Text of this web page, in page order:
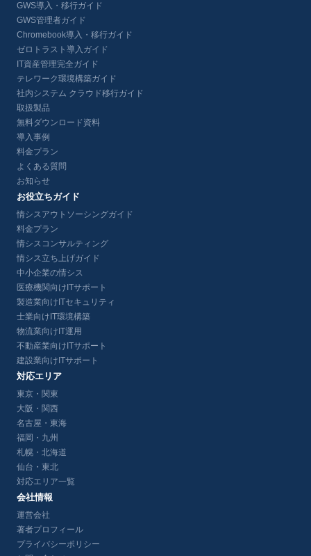
GWS導入・移行ガイド
GWS管理者ガイド
Chromebook導入・移行ガイド
ゼロトラスト導入ガイド
IT資産管理完全ガイド
テレワーク環境構築ガイド
社内システム クラウド移行ガイド
取扱製品
無料ダウンロード資料
導入事例
料金プラン
よくある質問
お知らせ
お役立ちガイド
情シスアウトソーシングガイド
料金プラン
情シスコンサルティング
情シス立ち上げガイド
中小企業の情シス
医療機関向けITサポート
製造業向けITセキュリティ
士業向けIT環境構築
物流業向けIT運用
不動産業向けITサポート
建設業向けITサポート
対応エリア
東京・関東
大阪・関西
名古屋・東海
福岡・九州
札幌・北海道
仙台・東北
対応エリア一覧
会社情報
運営会社
著者プロフィール
プライバシーポリシー